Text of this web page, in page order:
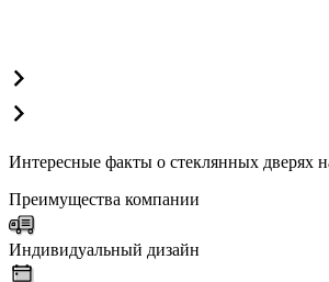
Интересные факты о стеклянных дверях
Преимущества компании
Индивидуальный дизайн